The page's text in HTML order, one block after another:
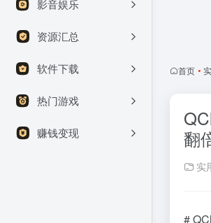
影音娱乐
资源汇总
软件下载
热门游戏
赚钱变现
首页 •
翻
实
#